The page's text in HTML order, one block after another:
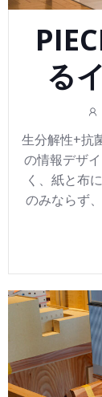
る
生分解性+抗
の情報デザ
く、紙と布
のみならず